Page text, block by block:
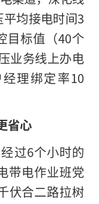
均接电时间3
目标值（40个
业务线上办电
理绑定率10
省心
过6个小时的
带电作业班党
伏合二路拉树